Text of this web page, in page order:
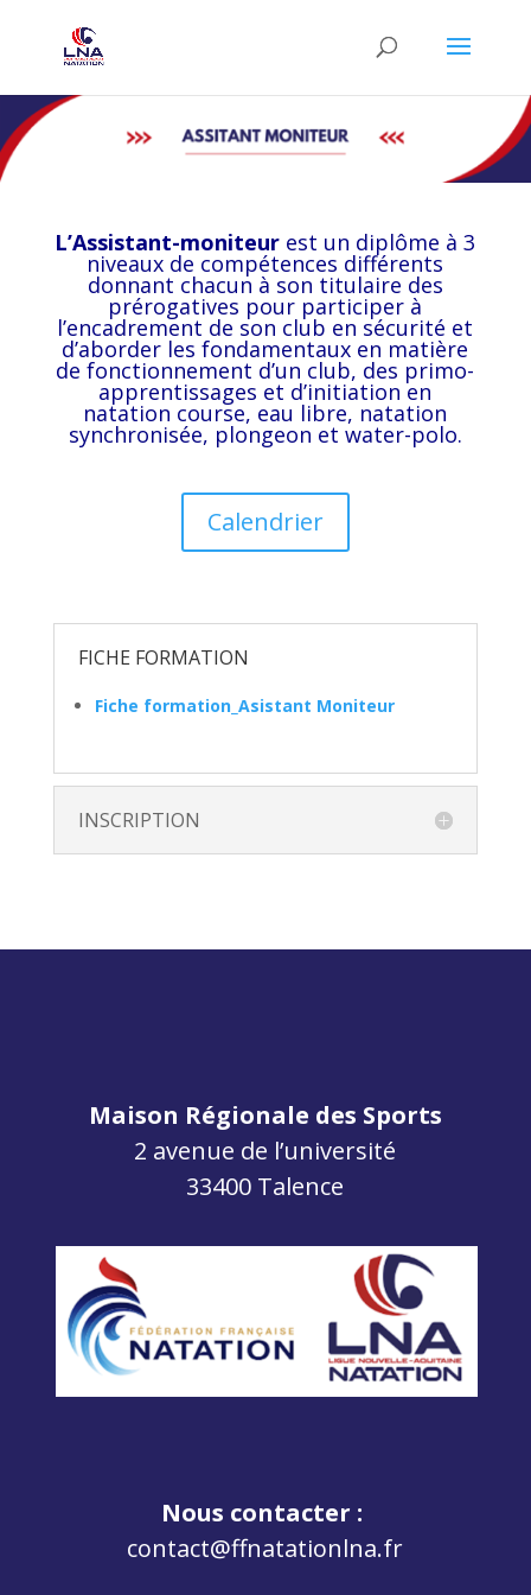
L’Assistant-moniteur est un diplôme à 3
niveaux de compétences différents
donnant chacun à son titulaire des
prérogatives pour participer à
l’encadrement de son club en sécurité et
d’aborder les fondamentaux en matière
de fonctionnement d’un club, des primo-
apprentissages et d’initiation en
natation course, eau libre, natation
synchronisée, plongeon et water-polo.
Calendrier
FICHE FORMATION
Fiche formation_Asistant Moniteur
INSCRIPTION
Maison Régionale des Sports
2 avenue de l’université
33400 Talence
Nous contacter :
contact@ffnatationlna.fr